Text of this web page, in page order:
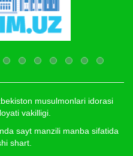
musulmonlari idorasi
vakilligi.
sayt manzili manba sifatida
shart.